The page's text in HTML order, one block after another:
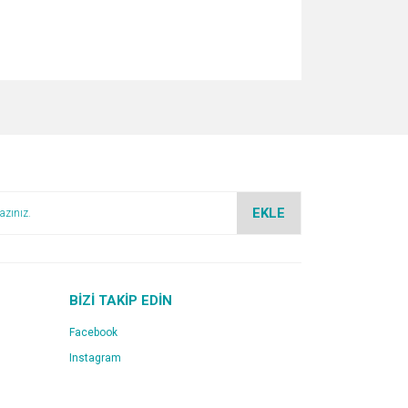
EKLE
BİZİ TAKİP EDİN
Facebook
Instagram